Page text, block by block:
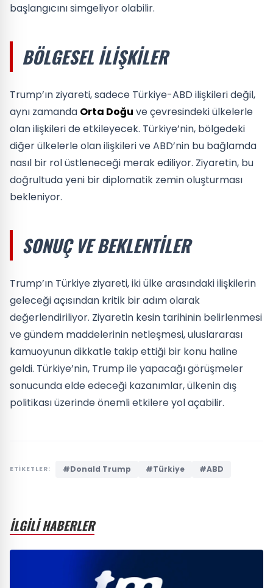
başlangıcını simgeliyor olabilir.
BÖLGESEL İLIŞKILER
Trump’ın ziyareti, sadece Türkiye-ABD ilişkileri değil,
aynı zamanda Orta Doğu ve çevresindeki ülkelerle
olan ilişkileri de etkileyecek. Türkiye’nin, bölgedeki
diğer ülkelerle olan ilişkileri ve ABD’nin bu bağlamda
nasıl bir rol üstleneceği merak ediliyor. Ziyaretin, bu
doğrultuda yeni bir diplomatik zemin oluşturması
bekleniyor.
SONUÇ VE BEKLENTILER
Trump’ın Türkiye ziyareti, iki ülke arasındaki ilişkilerin
geleceği açısından kritik bir adım olarak
değerlendiriliyor. Ziyaretin kesin tarihinin belirlenmesi
ve gündem maddelerinin netleşmesi, uluslararası
kamuoyunun dikkatle takip ettiği bir konu haline
geldi. Türkiye’nin, Trump ile yapacağı görüşmeler
sonucunda elde edeceği kazanımlar, ülkenin dış
politikası üzerinde önemli etkilere yol açabilir.
ETİKETLER: #Donald Trump #Türkiye #ABD
İLGİLİ HABERLER